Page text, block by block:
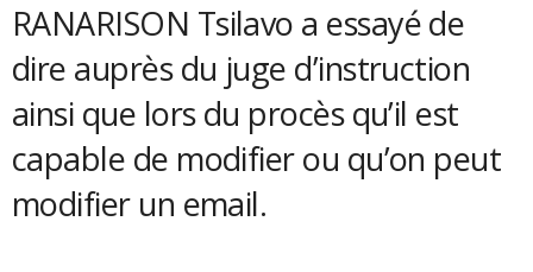
RANARISON Tsilavo a essayé de
dire auprès du juge d’instruction
ainsi que lors du procès qu’il est
capable de modifier ou qu’on peut
modifier un email.